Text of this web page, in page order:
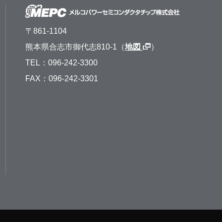
〒861-1104
熊本県合志市御代志810-1（地図
）
TEL：096-242-3300
FAX：096-242-3301